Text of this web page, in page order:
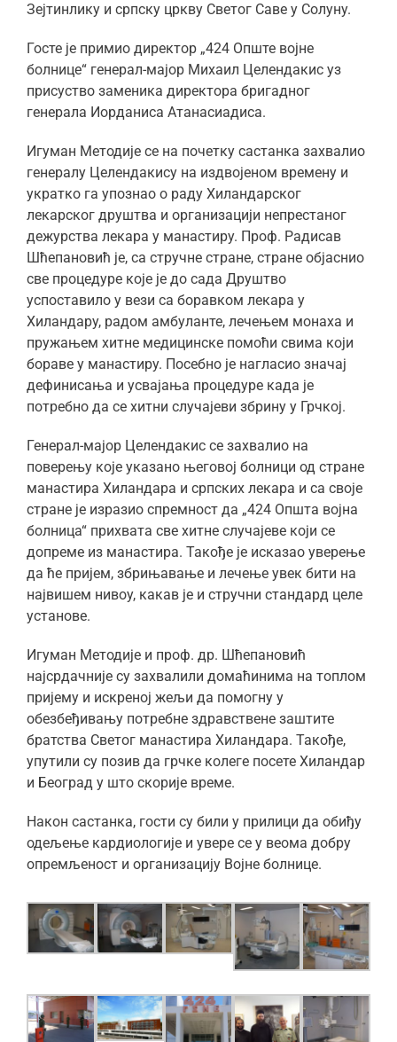
Зејтинлику и српску цркву Светог Саве у Солуну.
Госте је примио директор „424 Опште војне
болнице“ генерал-мајор Михаил Целендакис уз
присуство заменика директора бригадног
генерала Иорданиса Атанасиадиса.
Игуман Методије се на почетку састанка захвалио
генералу Целендакису на издвојеном времену и
укратко га упознао о раду Хиландарског
лекарског друштва и организацији непрестаног
дежурства лекара у манастиру. Проф. Радисав
Шћепановић је, са стручне стране, стране објаснио
све процедуре које је до сада Друштво
успоставило у вези са боравком лекара у
Хиландару, радом амбуланте, лечењем монаха и
пружањем хитне медицинске помоћи свима који
бораве у манастиру. Посебно је нагласио значај
дефинисања и усвајања процедуре када је
потребно да се хитни случајеви збрину у Грчкој.
Генерал-мајор Целендакис се захвалио на
поверењу које указано његовој болници од стране
манастира Хиландара и српских лекара и са своје
стране је изразио спремност да „424 Општа војна
болница“ прихвата све хитне случајеве који се
допреме из манастира. Такође је исказао уверење
да ће пријем, збрињавање и лечење увек бити на
највишем нивоу, какав је и стручни стандард целе
установе.
Игуман Методије и проф. др. Шћепановић
најсрдачније су захвалили домаћинима на топлом
пријему и искреној жељи да помогну у
обезбеђивању потребне здравствене заштите
братства Светог манастира Хиландара. Такође,
упутили су позив да грчке колеге посете Хиландар
и Београд у што скорије време.
Након састанка, гости су били у прилици да обиђу
одељење кардиологије и увере се у веома добру
опремљеност и организацију Војне болнице.